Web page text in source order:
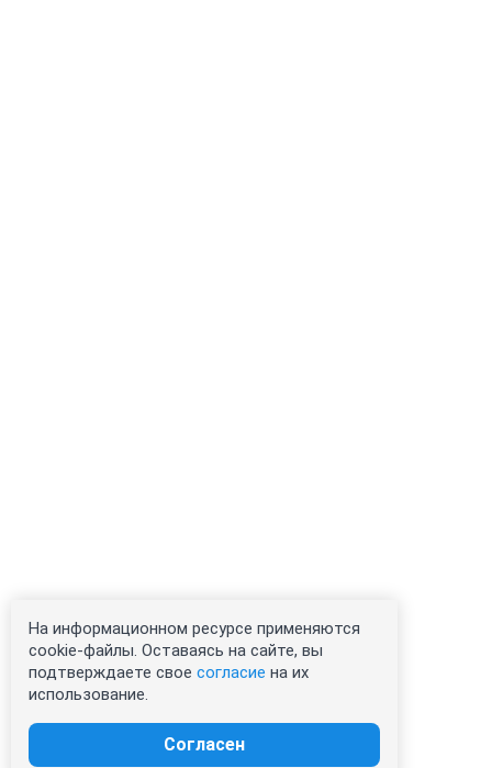
На информационном ресурсе применяются
cookie-файлы. Оставаясь на сайте, вы
подтверждаете свое согласие на их
использование.
Согласен